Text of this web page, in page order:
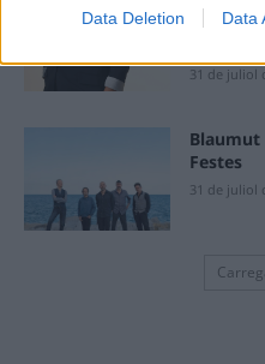
Data Deletion Data
per a
31 de juliol
Blaumut
Festes
31 de juliol